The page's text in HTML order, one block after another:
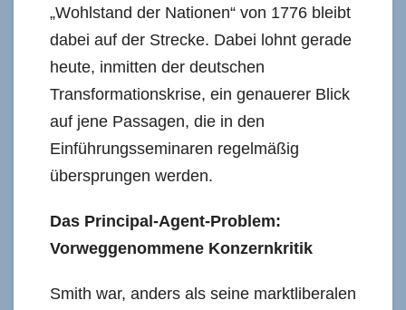
„Wohlstand der Nationen“ von 1776 bleibt
dabei auf der Strecke. Dabei lohnt gerade
heute, inmitten der deutschen
Transformationskrise, ein genauerer Blick
auf jene Passagen, die in den
Einführungsseminaren regelmäßig
übersprungen werden.
Das Principal-Agent-Problem:
Vorweggenommene Konzernkritik
Smith war, anders als seine marktliberalen